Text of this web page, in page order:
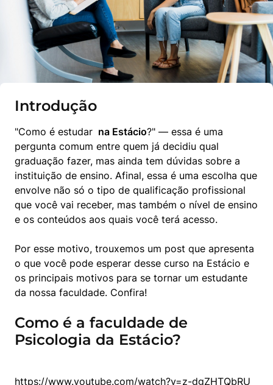
Introdução
"Como é estudar na Estácio?" — essa é uma
pergunta comum entre quem já decidiu qual
graduação fazer, mas ainda tem dúvidas sobre a
instituição de ensino. Afinal, essa é uma escolha que
envolve não só o tipo de qualificação profissional
que você vai receber, mas também o nível de ensino
e os conteúdos aos quais você terá acesso.
Por esse motivo, trouxemos um post que apresenta
o que você pode esperar desse curso na Estácio e
os principais motivos para se tornar um estudante
da nossa faculdade. Confira!
Como é a faculdade de
Psicologia da Estácio?